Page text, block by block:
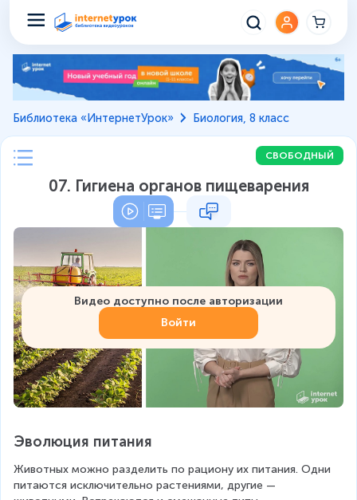
Библиотека «ИнтернетУрок» Биология, 8 класс
СВОБОДНЫЙ
07. Гигиена органов пищеварения
Видео доступно после авторизации
Войти
Эволюция питания
Животных можно разделить по рациону их питания. Одни
питаются исключительно растениями, другие —